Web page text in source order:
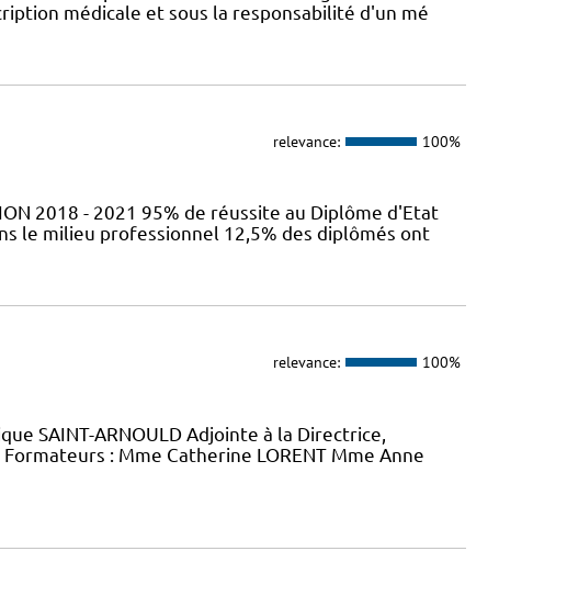
médicale et sous la responsabilité d'un mé
relevance: 100%
2018 - 2021 95% de réussite au Diplôme d'Etat
le milieu professionnel 12,5% des diplômés ont
relevance: 100%
SAINT-ARNOULD Adjointe à la Directrice,
: Mme Catherine LORENT Mme Anne